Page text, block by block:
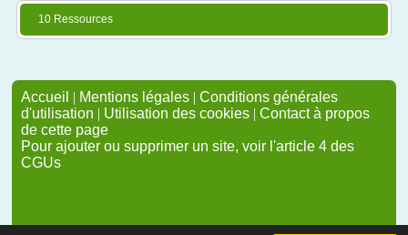
10 Ressources
Accueil | Mentions légales | Conditions générales
d'utilisation | Utilisation des cookies | Contact à propos
de cette page
Pour ajouter ou supprimer un site, voir l'article 4 des
CGUs